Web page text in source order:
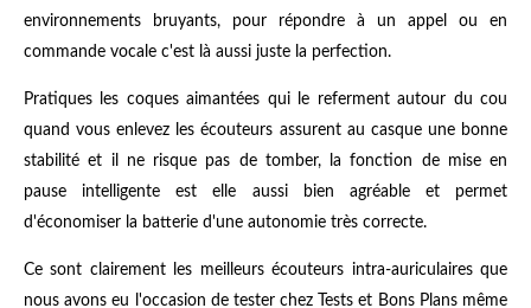
environnements bruyants, pour répondre à un appel ou en
commande vocale c'est là aussi juste la perfection.
Pratiques les coques aimantées qui le referment autour du cou
quand vous enlevez les écouteurs assurent au casque une bonne
stabilité et il ne risque pas de tomber, la fonction de mise en
pause intelligente est elle aussi bien agréable et permet
d'économiser la batterie d'une autonomie très correcte.
Ce sont clairement les meilleurs écouteurs intra-auriculaires que
nous avons eu l'occasion de tester chez Tests et Bons Plans même